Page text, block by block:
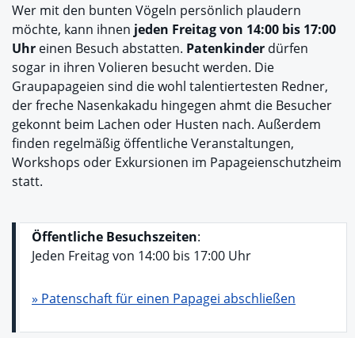
Wer mit den bunten Vögeln persönlich plaudern
möchte, kann ihnen jeden Freitag von 14:00 bis 17:00
Uhr einen Besuch abstatten. Patenkinder dürfen
sogar in ihren Volieren besucht werden. Die
Graupapageien sind die wohl talentiertesten Redner,
der freche Nasenkakadu hingegen ahmt die Besucher
gekonnt beim Lachen oder Husten nach. Außerdem
finden regelmäßig öffentliche Veranstaltungen,
Workshops oder Exkursionen im Papageienschutzheim
statt.
Öffentliche Besuchszeiten:
Jeden Freitag von 14:00 bis 17:00 Uhr
» Patenschaft für einen Papagei abschließen